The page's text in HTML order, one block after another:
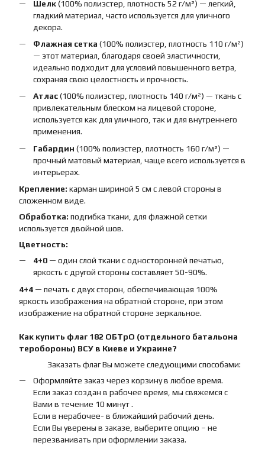
Шелк(100% полиэстер, плотность 52 г/м²) — легкий,
гладкий материал, часто используется для уличного
декора.
Флажная сетка (100% полиэстер, плотность 110 г/м²)
— этот материал, благодаря своей эластичности,
идеально подходит для условий повышенного ветра,
сохраняя свою целостность и прочность.
Атлас(100% полиэстер, плотность 140 г/м²) — ткань с
привлекательным блеском на лицевой стороне,
используется как для уличного, так и для внутреннего
применения.
Габардин (100% полиэстер, плотность 160 г/м²) —
прочный матовый материал, чаще всего используется в
интерьерах.
Крепление: карман шириной 5 см с левой стороны в
сложенном виде.
Обработка: подгибка ткани, для флажной сетки
используется двойной шов.
Цветность:
4+0 — один слой ткани с односторонней печатью,
яркость с другой стороны составляет 50-90%.
4+4 — печать с двух сторон, обеспечивающая 100%
яркость изображения на обратной стороне, при этом
изображение на обратной стороне зеркальное.
Как купить флаг 182 ОБТрО (отдельного батальона
теробороны) ВСУ в Киеве и Украине?
Заказать флаг Вы можете следующими способами:
Оформляйте заказ через корзину в любое время.
Если заказ создан в рабочее время, мы свяжемся с
Вами в течение 10 минут .
Если в нерабочее- в ближайший рабочий день.
Если Вы уверены в заказе, выберите опцию – не
перезванивать при оформлении заказа.